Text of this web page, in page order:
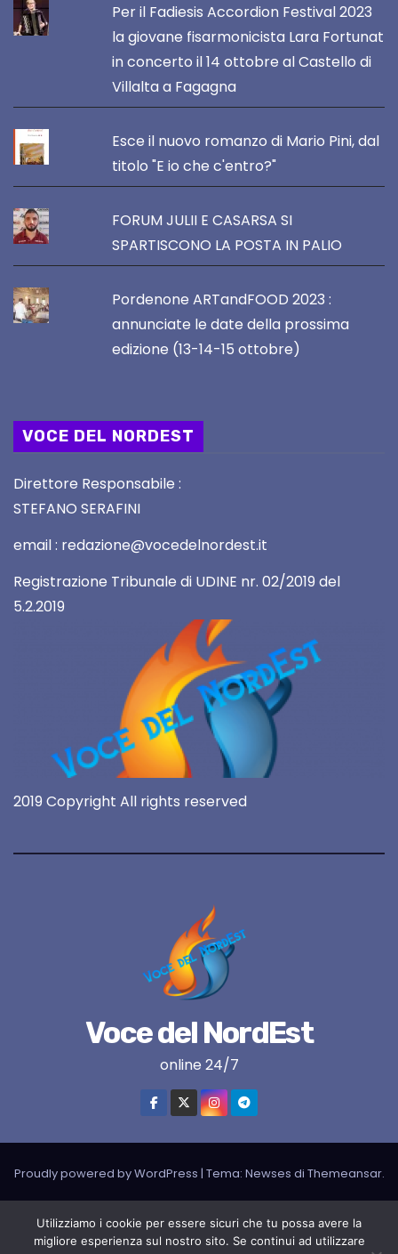
Per il Fadiesis Accordion Festival 2023
la giovane fisarmonicista Lara Fortunat
in concerto il 14 ottobre al Castello di
Villalta a Fagagna
Esce il nuovo romanzo di Mario Pini, dal
titolo "E io che c'entro?"
FORUM JULII E CASARSA SI
SPARTISCONO LA POSTA IN PALIO
Pordenone ARTandFOOD 2023 :
annunciate le date della prossima
edizione (13-14-15 ottobre)
VOCE DEL NORDEST
Direttore Responsabile :
STEFANO SERAFINI
email : redazione@vocedelnordest.it
Registrazione Tribunale di UDINE nr. 02/2019 del
5.2.2019
2019 Copyright All rights reserved
Voce del NordEst
online 24/7
Proudly powered by WordPress | Tema: Newses di Themeansar.
LIVE RADIO
RADIONORDEST Il mio account
Utilizziamo i cookie per essere sicuri che tu possa avere la
migliore esperienza sul nostro sito. Se continui ad utilizzare